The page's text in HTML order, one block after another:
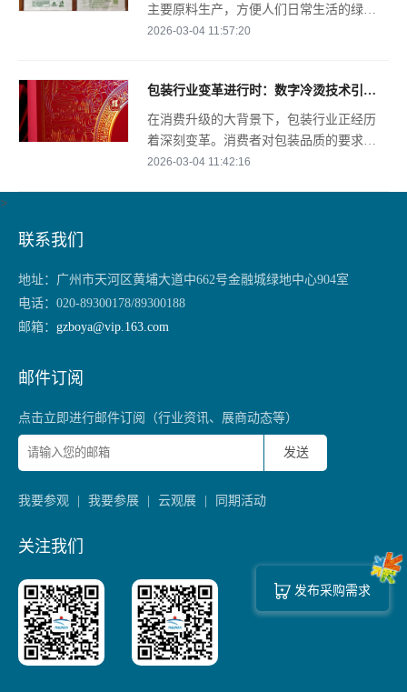
主要原料生产，方便人们日常生活的绿色
环保替代产品。过去五年，我国生物降解
右，每年约2
2026-03-04 11:57:20
包装行业变革进行时：数字冷烫技术引领新方向
在消费升级的大背景下，包装行业正经历
着深刻变革。消费者对包装品质的要求日
益提高，个性化、小批量的市场需求快速
2026-03-04 11:42:16
>
联系我们
地址： 广州市天河区黄埔大道中662号金融城绿地中心904室
电话： 020-89300178/89300188
邮箱： gzboya@vip.163.com
邮件订阅
点击立即进行邮件订阅（行业资讯、展商动态等）
发送
我要参观 | 我要参展 | 云观展 | 同期活动
关注我们
发布采购需求